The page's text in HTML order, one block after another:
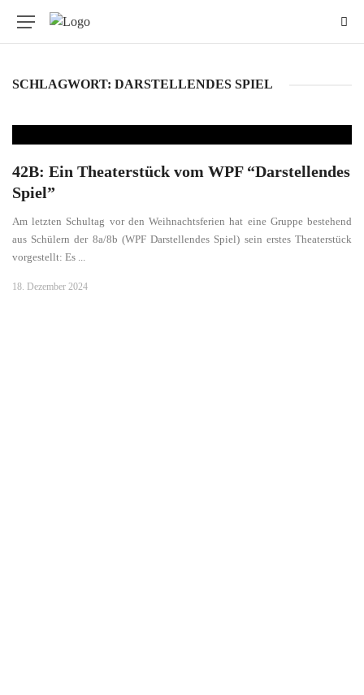
SCHLAGWORT: DARSTELLENDES SPIEL
42B: Ein Theaterstück vom WPF “Darstellendes
Spiel”
Am letzten Schultag vor den Weihnachtsferien hat eine Gruppe bestehend
aus Schülern der 8a/8b (WPF Darstellendes Spiel) sein erstes Theaterstück
vorgestellt: Es ...
18. Dezember 2024